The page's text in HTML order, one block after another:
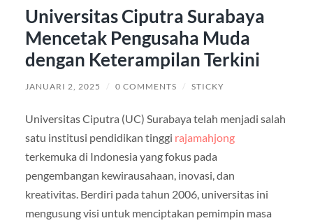
Universitas Ciputra Surabaya
Mencetak Pengusaha Muda
dengan Keterampilan Terkini
JANUARI 2, 2025 / 0 COMMENTS / STICKY
Universitas Ciputra (UC) Surabaya telah menjadi salah
satu institusi pendidikan tinggi rajamahjong
terkemuka di Indonesia yang fokus pada
pengembangan kewirausahaan, inovasi, dan
kreativitas. Berdiri pada tahun 2006, universitas ini
mengusung visi untuk menciptakan pemimpin masa